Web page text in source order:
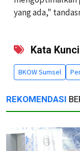
yang ada,"
Kata
BKOW Sumsel
REKOMENDASI